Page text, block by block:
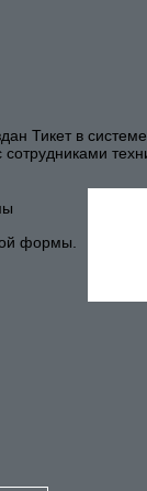
Тикет в
формы.